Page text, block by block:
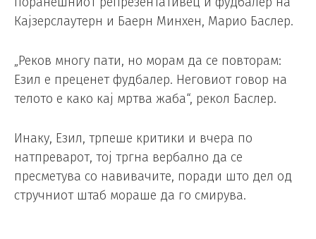
Кајзерслаутерн и Баерн Минхен, Марио Баслер.
„Реков многу пати, но морам да се повторам:
Езил е преценет фудбалер. Неговиот говор на
телото е како кај мртва жаба“, рекол Баслер.
Инаку, Езил, трпеше критики и вчера по
натпреварот, тој тргна вербално да се
пресметува со навивачите, поради што дел од
стручниот штаб мораше да го смирува.